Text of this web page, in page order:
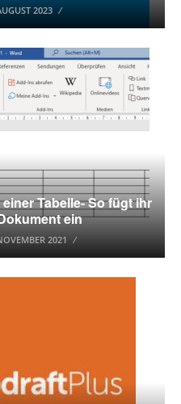
2023
Tabelle- So fügt ihr
ein
2021